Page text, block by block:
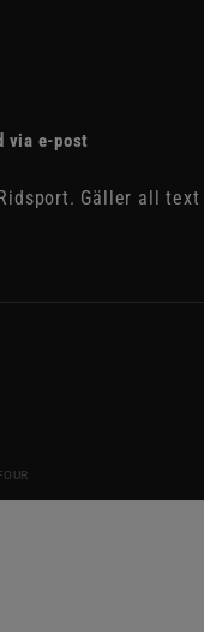
via e-post
Gäller all text